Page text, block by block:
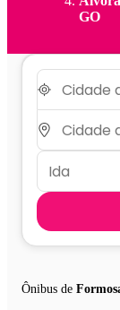
GO
Ônibus de